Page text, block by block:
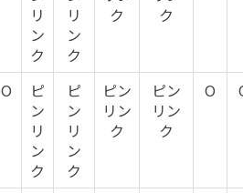
リ
ン
ク
リ
ン
ク
ク
ク
O
ピ
ン
リ
ン
ク
ピ
ン
リ
ン
ク
ピン
リン
ク
ピン
リン
ク
O